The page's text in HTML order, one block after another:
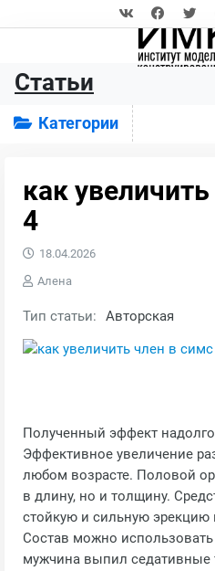
Статьи
Категории
как
4
18.04.2026
Алена
Тип статьи: Авторская
Полученный эффект
Эффективное увеличение
любом возрасте. Половой
в длину, но и толщину.
стойкую и сильную эрекцию
Состав можно
мужчина выпил седативные